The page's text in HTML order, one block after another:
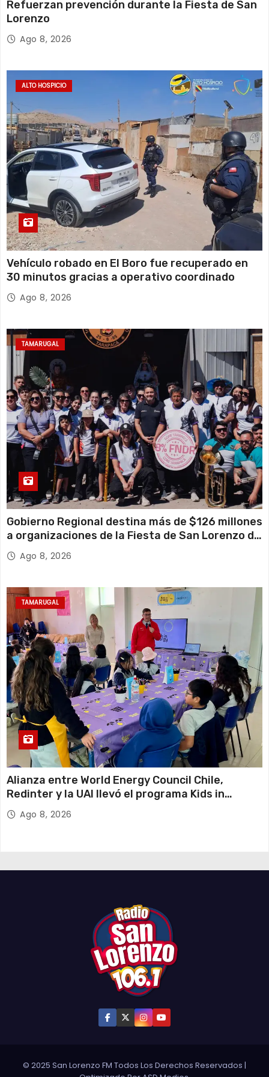
Refuerzan prevención durante la Fiesta de San
Lorenzo
Ago 8, 2026
ALTO HOSPICIO
Vehículo robado en El Boro fue recuperado en
30 minutos gracias a operativo coordinado
Ago 8, 2026
TAMARUGAL
Gobierno Regional destina más de $126 millones
a organizaciones de la Fiesta de San Lorenzo de
Tarapacá
Ago 8, 2026
TAMARUGAL
Alianza entre World Energy Council Chile,
Redinter y la UAI llevó el programa Kids in
Energy a Arica y Pozo Almonte
Ago 8, 2026
© 2025 San Lorenzo FM Todos Los Derechos Reservados |